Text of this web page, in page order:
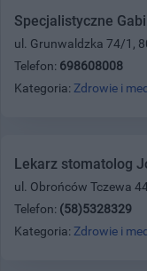
Specjalistyczne
ul. Grunwaldzka 74/1,
Telefon: 698608008
Kategoria: Zdrowie i
Lekarz stomatolog
ul. Obrońców Tczewa
Telefon: (58)5328329
Kategoria: Zdrowie i